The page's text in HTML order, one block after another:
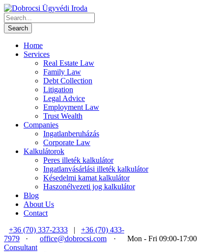
Home
Services
Real Estate Law
Family Law
Debt Collection
Litigation
Legal Advice
Employment Law
Trust Wealth
Companies
Ingatlanberuházás
Corporate Law
Kalkulátorok
Peres illeték kalkulátor
Ingatlanvásárlási illeték kalkulátor
Késedelmi kamat kalkulátor
Haszonélvezeti jog kalkulátor
Blog
About Us
Contact
+36 (70) 337-2333
|
+36 (70) 433-
7979
· office@dobrocsi.com ·
Mon - Fri 09:00-17:00
Consultant